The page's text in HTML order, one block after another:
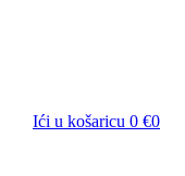
Ići u košaricu 0 €0